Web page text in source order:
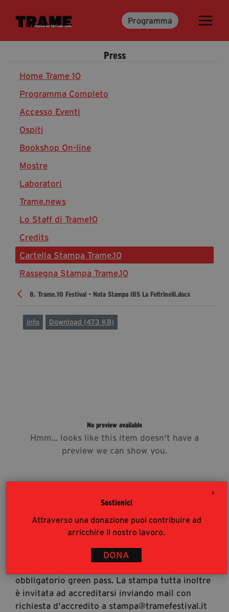
X
Sostienici
Attraverso una donazione puoi contribuire ad
arricchire il nostro lavoro.
DONA
Programma
Trame.15
Libri | Trame.15
Media & Press
News & Kit
Accrediti Stampa | Trame.15
Cartella Stampa
Rassegna Stampa
Partecipa
Diventa Partner
Sostienici
Fondazione Trame
La fondazione 2025
Contatti
info@tramefestival.it
Press
8. Trame.10 Festival - Nota Stampa IBS La Feltrinelli.docx
Info Download (473 KB)
No preview available
Hmm... looks like this item doesn't have a
preview we can show you.
Accrediti Stampa
Accrediti Stampa. L'accesso al festival ai
pubblico (https://www.tramefestival.it/accesso-
obbligatorio green pass. La stampa tutta inoltre
è invitata ad accreditarsi inviando mail con
richiesta d'accredito a stampa@tramefestival.it
Home Trame 10
Programma Completo
Accesso Eventi
Ospiti
Bookshop On-line
Mostre
Laboratori
Trame.news
Lo Staff di Trame10
Credits
Cartella Stampa Trame.10
Rassegna Stampa Trame.10